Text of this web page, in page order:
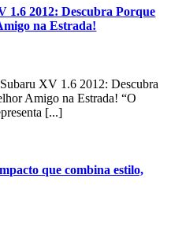
1.6 2012: Descubra Porque
na Estrada!
XV 1.6 2012: Descubra
Amigo na Estrada! “O
[...]
que combina estilo,